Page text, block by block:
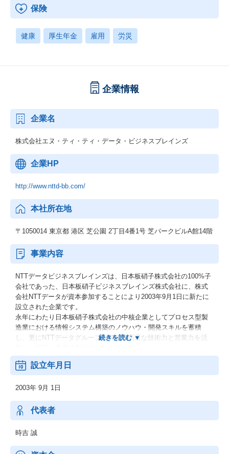
保険
健康 厚生年金 雇用 労災
企業情報
企業名
株式会社エヌ・ティ・ティ・データ・ビジネスブレインズ
企業HP
http://www.nttd-bb.com/
本社所在地
〒1050014 東京都 港区 芝公園 2丁目4番1号 芝パークビルA館14階
事業内容
NTTデータビジネスブレインズは、日本板硝子株式会社の100%子
会社であった、日本板硝子ビジネスブレインズ株式会社に、株式
会社NTTデータが資本参加することにより2003年9月1日に新たに
設立された企業です。
永年にわたり日本板硝子株式会社の中核企業としてプロセス型製
造業における情報システム構築のノウハウ・開発スキルを蓄積
し、更にNTTデータグループが有する高度な技術力と営業力を活
＜事業内容＞
・プロダクト（汎用パッケージ）
・Webサイト構築
・日本板硝子株式会社様向けシステム構築〜運用
・日本板硝子グループ企業様向けシステム構築〜運用
設立年月日
2003年 9月 1日
代表者
時吉 誠